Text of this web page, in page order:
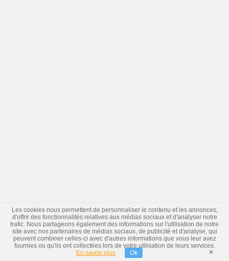
Les cookies nous permettent de personnaliser le contenu et les annonces,
d'offrir des fonctionnalités relatives aux médias sociaux et d'analyser notre
trafic. Nous partageons également des informations sur l'utilisation de notre
site avec nos partenaires de médias sociaux, de publicité et d'analyse, qui
peuvent combiner celles-ci avec d'autres informations que vous leur avez
fournies ou qu'ils ont collectées lors de votre utilisation de leurs services.
En savoir plus
Ok ×